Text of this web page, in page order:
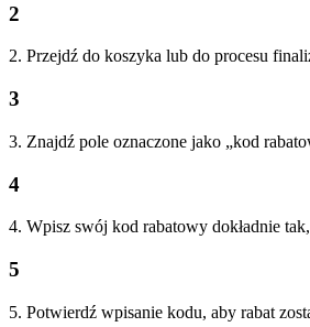
2
2. Przejdź do koszyka lub do procesu
3
3. Znajdź pole oznaczone jako „kod
4
4. Wpisz swój kod rabatowy dokładnie
5
5. Potwierdź wpisanie kodu, aby rabat